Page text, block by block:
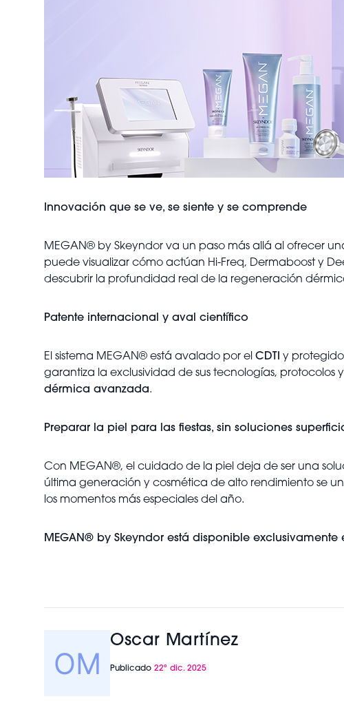
Innovación que se ve, se siente y se comprende
MEGAN® by Skeyndor va un paso más allá al ofrecer
puede visualizar cómo actúan Hi-Freq, Dermaboost y
descubrir la profundidad real de la regeneración
Patente internacional y aval científico
El sistema MEGAN® está avalado por el CDTI y
garantiza la exclusividad de sus tecnologías, protocolos
dérmica avanzada.
Preparar la piel para las fiestas, sin soluciones
Con MEGAN®, el cuidado de la piel deja de ser una
última generación y cosmética de alto rendimiento se
los momentos más especiales del año.
MEGAN® by Skeyndor está disponible
Oscar Martínez
Publicado 22º dic. 2025